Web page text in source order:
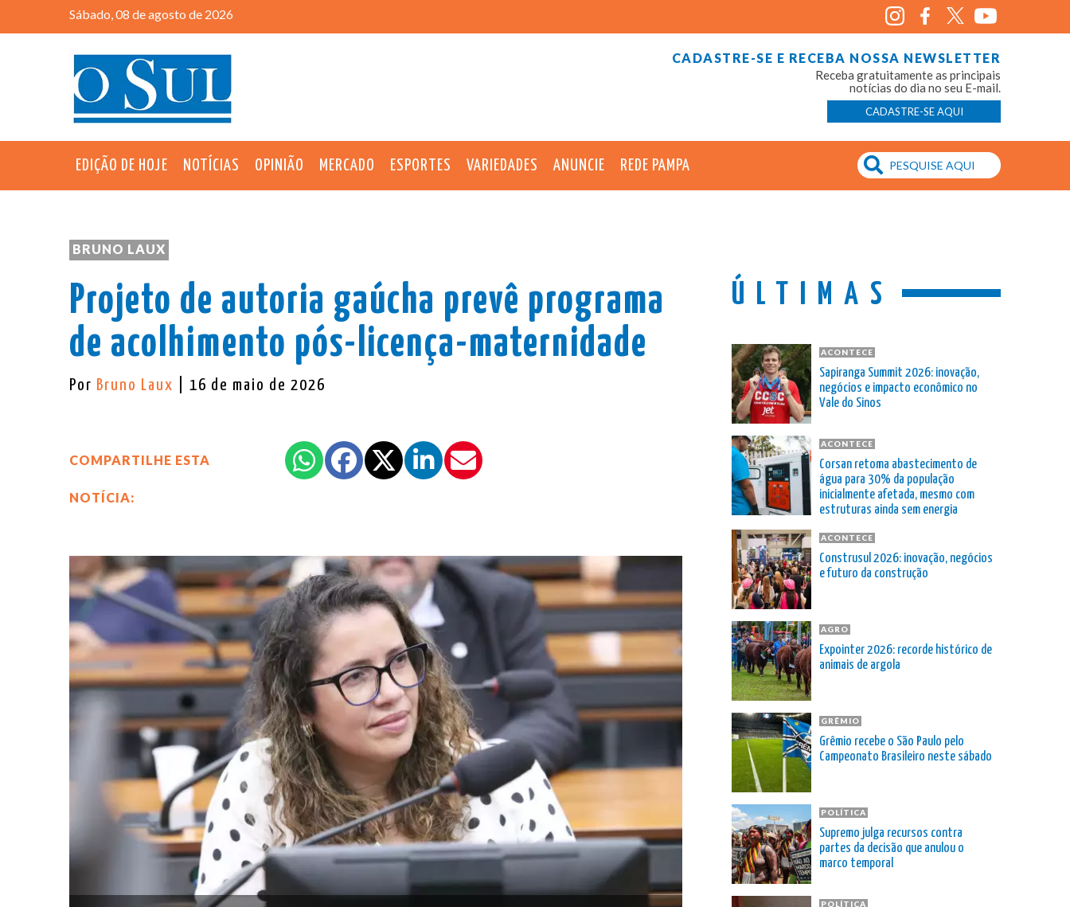
Sábado, 08 de agosto de 2026
CADASTRE-SE E RECEBA NOSSA NEWSLETTER
Receba gratuitamente as principais
notícias do dia no seu E-mail.
CADASTRE-SE AQUI
EDIÇÃO DE HOJE NOTÍCIAS OPINIÃO MERCADO ESPORTES VARIEDADES ANUNCIE REDE PAMPA
BRUNO LAUX
Projeto de autoria gaúcha prevê programa
de acolhimento pós-licença-maternidade
Por Bruno Laux | 16 de maio de 2026
COMPARTILHE ESTA
NOTÍCIA:
ÚLTIMAS
ACONTECE
Sapiranga Summit 2026: inovação,
negócios e impacto econômico no
Vale do Sinos
ACONTECE
Corsan retoma abastecimento de
água para 30% da população
inicialmente afetada, mesmo com
estruturas ainda sem energia
ACONTECE
Construsul 2026: inovação, negócios
e futuro da construção
AGRO
Expointer 2026: recorde histórico de
animais de argola
GRÊMIO
Grêmio recebe o São Paulo pelo
Campeonato Brasileiro neste sábado
POLÍTICA
Supremo julga recursos contra
partes da decisão que anulou o
marco temporal
POLÍTICA